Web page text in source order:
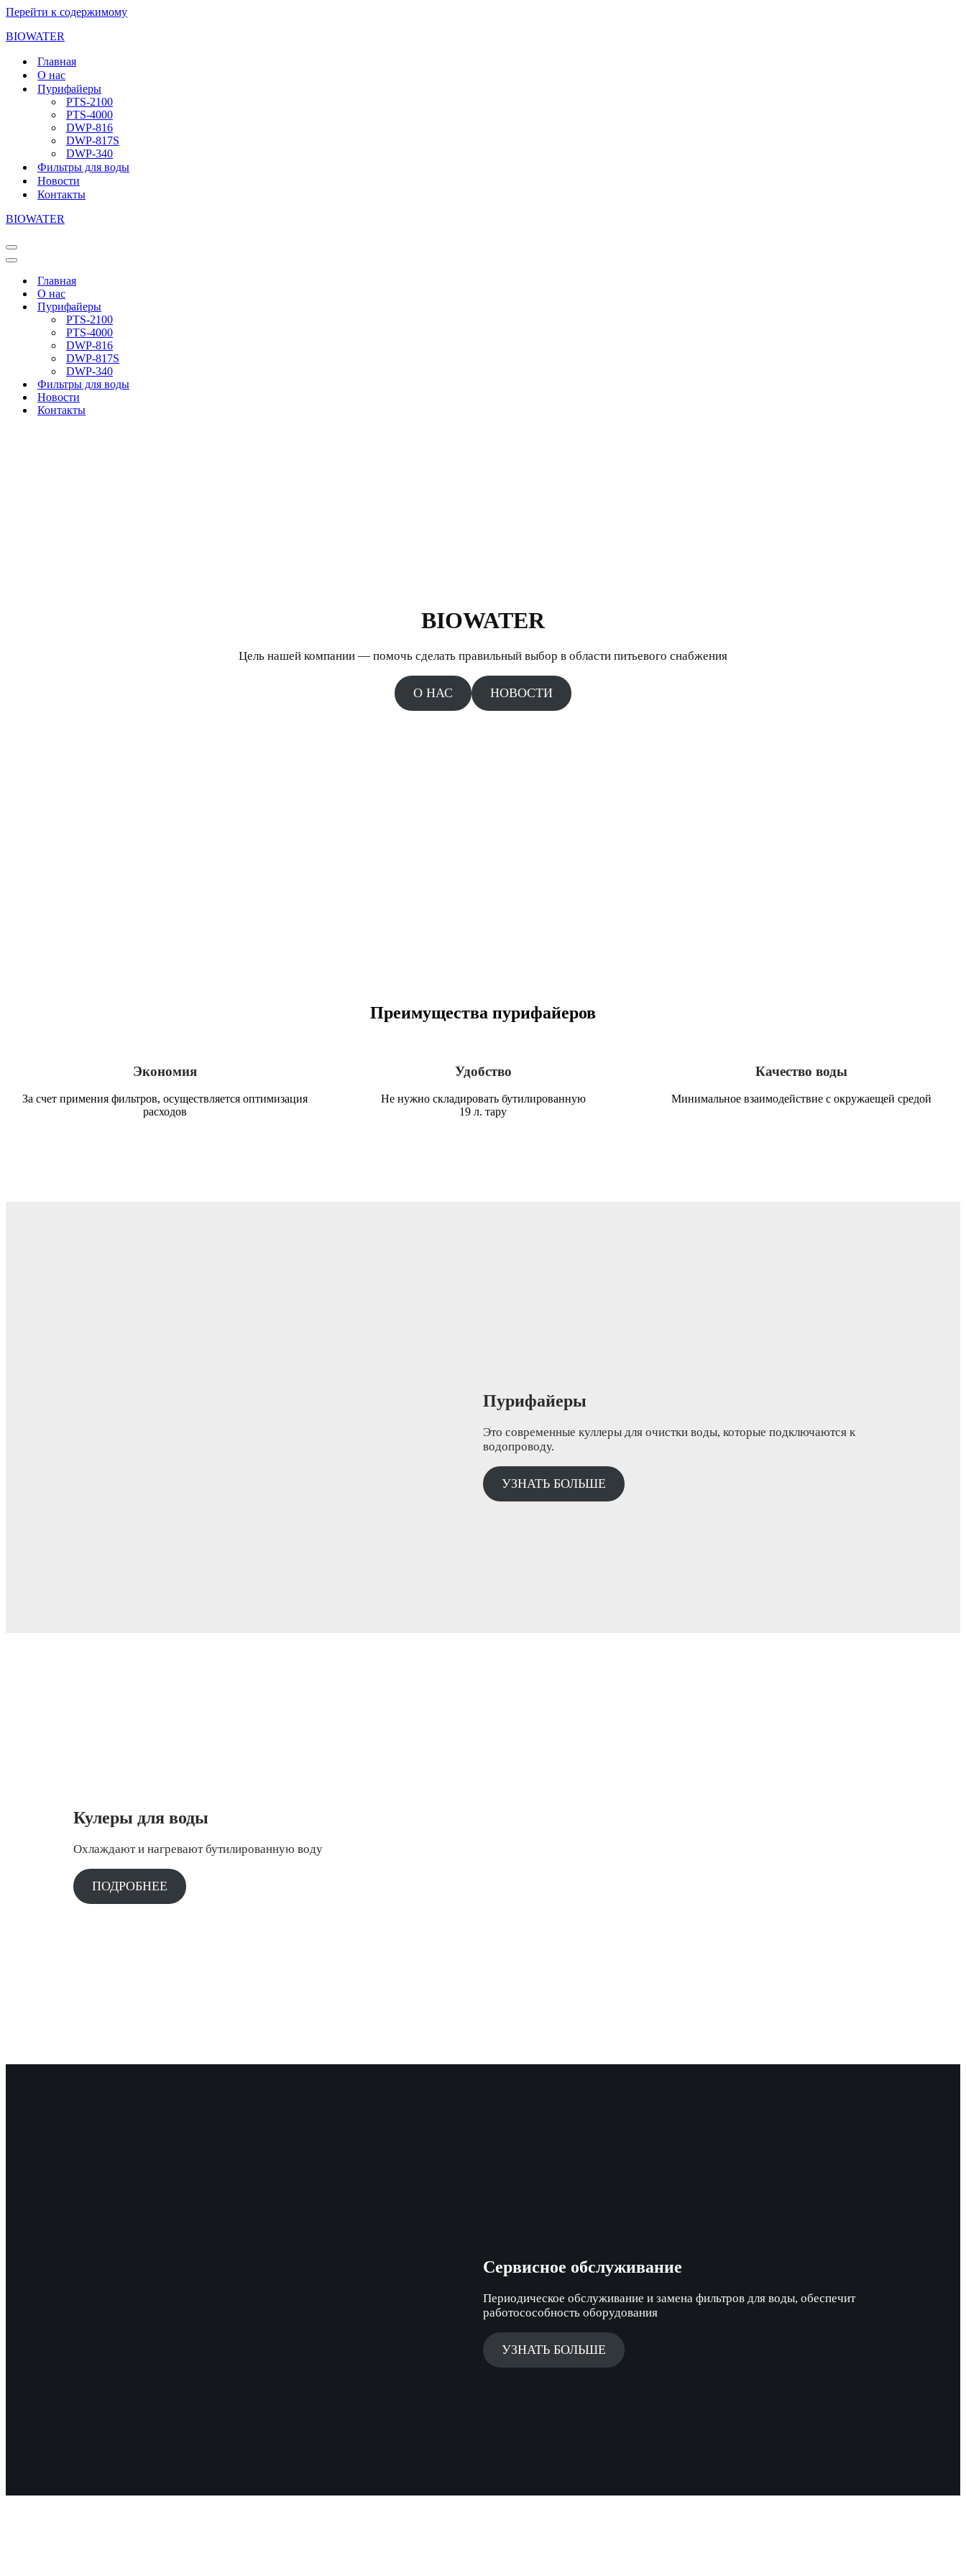
Перейти к содержимому
BIOWATER
Главная
О нас
Пурифайеры
PTS-2100
PTS-4000
DWP-816
DWP-817S
DWP-340
Фильтры для воды
Новости
Контакты
BIOWATER
Меню
навигации
Меню
навигацииГлавная
О нас
Пурифайеры
PTS-2100
PTS-4000
DWP-816
DWP-817S
DWP-340
Фильтры для воды
Новости
Контакты
BIOWATER
Цель нашей компании ― помочь сделать правильный выбор в области питьевого снабжения
О НАС НОВОСТИ
Преимущества пурифайеров
Экономия
За счет примения фильтров, осуществляется оптимизация
расходов
Удобство
Не нужно складировать бутилированную
19 л. тару
Качество воды
Минимальное взаимодействие с окружаещей средой
Пурифайеры
Это современные куллеры для очистки воды, которые подключаются к
водопроводу.
УЗНАТЬ БОЛЬШЕ
Кулеры для воды
Охлаждают и нагревают бутилированную воду
ПОДРОБНЕЕ
Сервисное обслуживание
Периодическое обслуживание и замена фильтров для воды, обеспечит
работосособность оборудования
УЗНАТЬ БОЛЬШЕ